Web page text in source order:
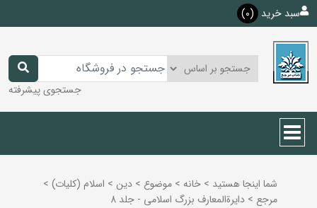
سبد خرید (0)
جستجوی پیشرفته
شما اینجا هستید > خانه > موضوع > دين > اسلام (كليات) >
مرجع > دایرة‌المعارف بزرگ اسلامی - جلد 8